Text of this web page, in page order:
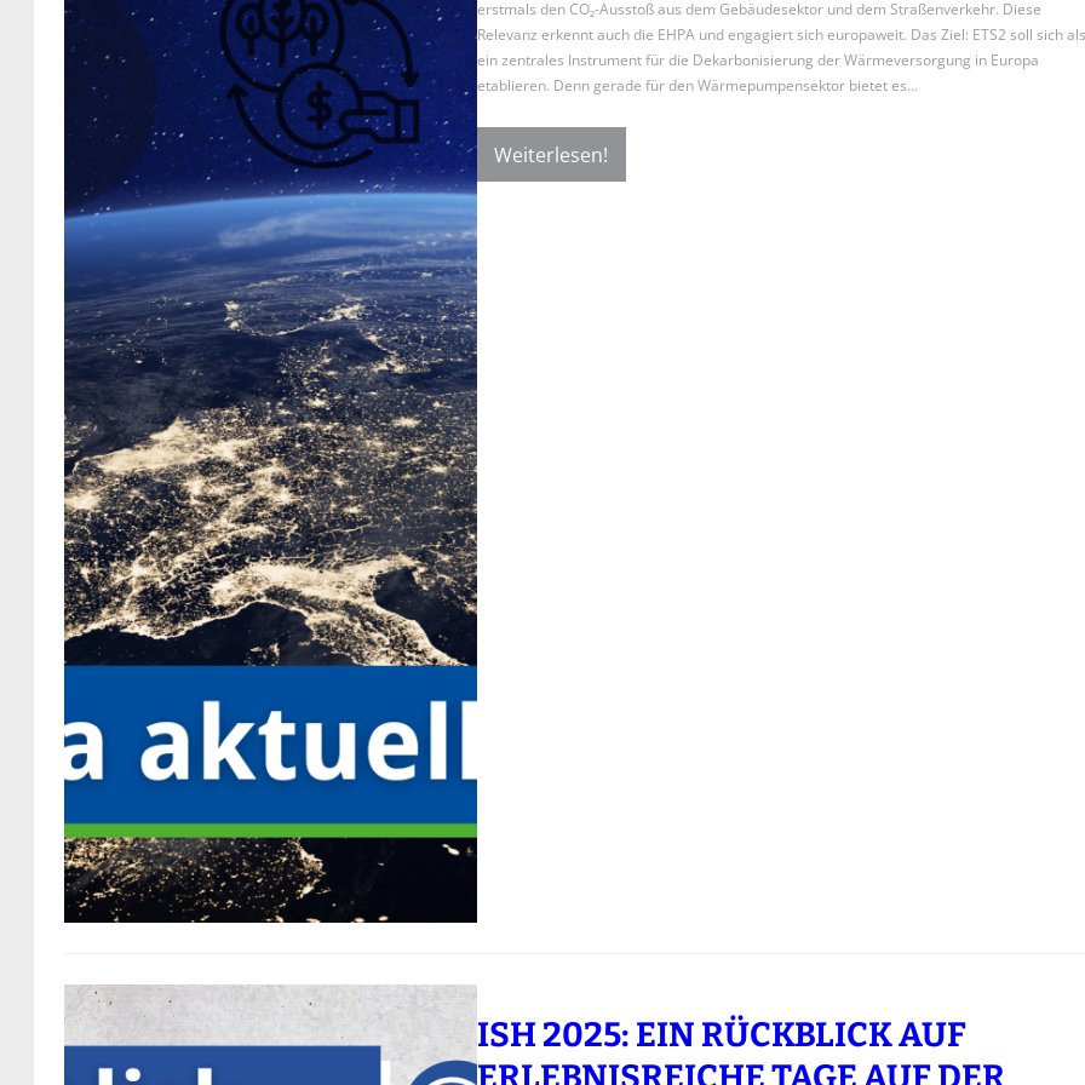
erstmals den CO₂-Ausstoß aus dem Gebäudesektor und dem Straßenverkehr. Diese
Relevanz erkennt auch die EHPA und engagiert sich europaweit. Das Ziel: ETS2 soll sich als
ein zentrales Instrument für die Dekarbonisierung der Wärmeversorgung in Europa
etablieren. Denn gerade für den Wärmepumpensektor bietet es…
Weiterlesen!
ISH 2025: EIN RÜCKBLICK AUF
ERLEBNISREICHE TAGE AUF DER